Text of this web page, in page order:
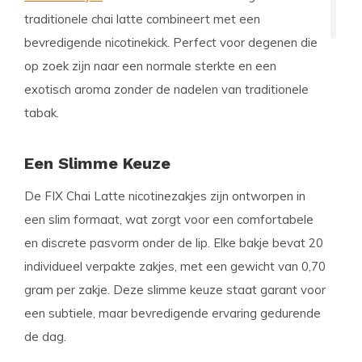
traditionele chai latte combineert met een
bevredigende nicotinekick. Perfect voor degenen die
op zoek zijn naar een normale sterkte en een
exotisch aroma zonder de nadelen van traditionele
tabak.
Een Slimme Keuze
De FIX Chai Latte nicotinezakjes zijn ontworpen in
een slim formaat, wat zorgt voor een comfortabele
en discrete pasvorm onder de lip. Elke bakje bevat 20
individueel verpakte zakjes, met een gewicht van 0,70
gram per zakje. Deze slimme keuze staat garant voor
een subtiele, maar bevredigende ervaring gedurende
de dag.